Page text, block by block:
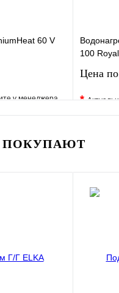
60 V
у менеджера
100
Цена по
*
В
ПОКУПАЮТ